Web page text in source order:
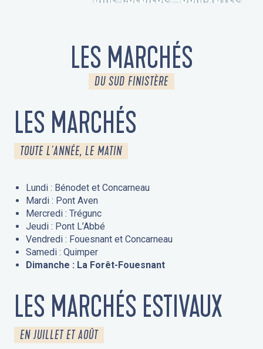
VIDE-GRENIERS – BROCANTES
LES MARCHÉS
DU SUD FINISTÈRE
LES MARCHÉS
TOUTE L'ANNÉE, LE MATIN
Lundi : Bénodet et Concarneau
Mardi : Pont Aven
Mercredi : Trégunc
Jeudi : Pont L’Abbé
Vendredi : Fouesnant et Concarneau
Samedi : Quimper
Dimanche : La Forêt-Fouesnant
LES MARCHÉS ESTIVAUX
EN JUILLET ET AOÛT